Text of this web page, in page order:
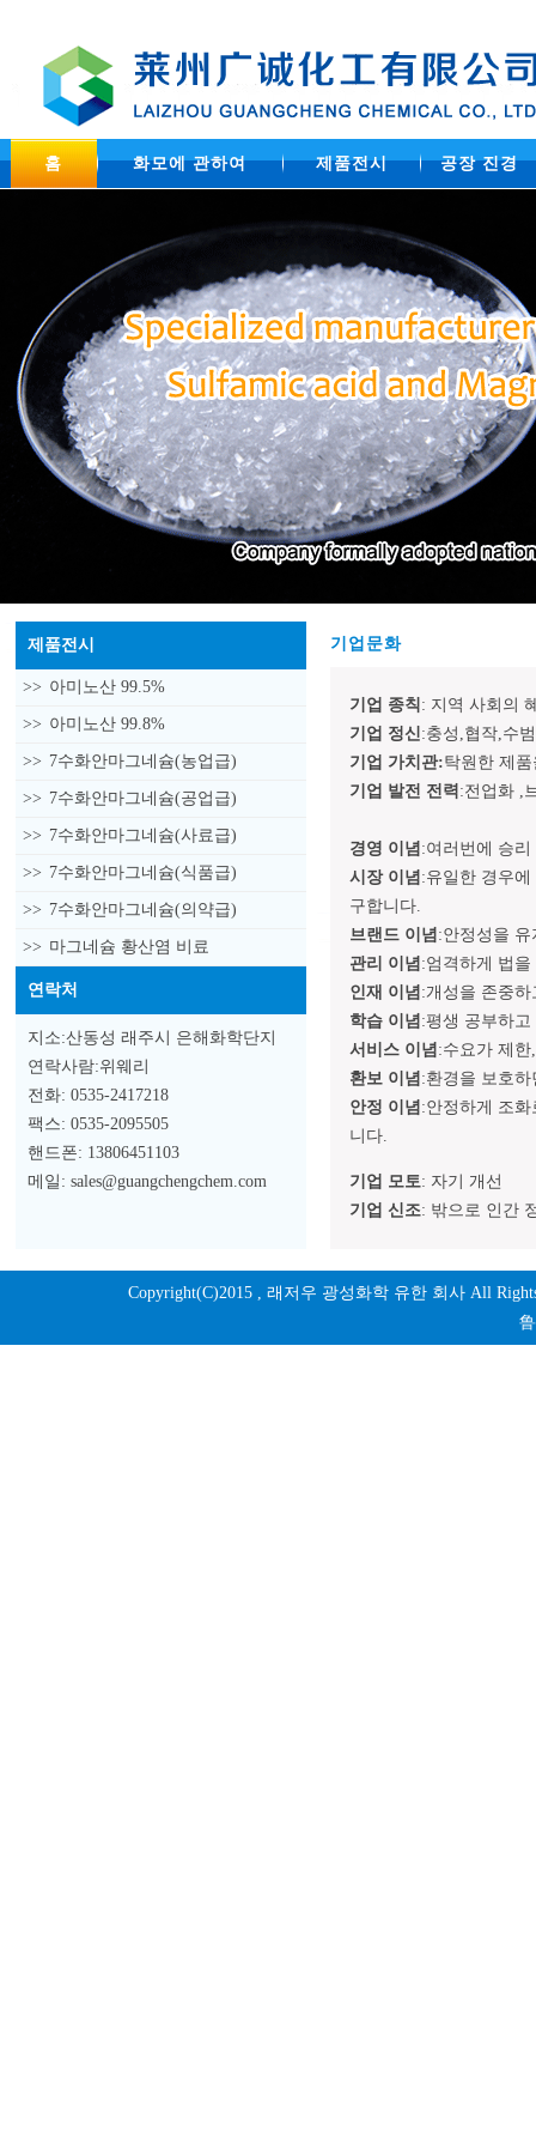
홈 화모에 관하여 제품전시 공장 진경
제품전시
>> 아미노산 99.5%
>> 아미노산 99.8%
>> 7수화안마그네슘(농업급)
>> 7수화안마그네슘(공업급)
>> 7수화안마그네슘(사료급)
>> 7수화안마그네슘(식품급)
>> 7수화안마그네슘(의약급)
>> 마그네슘 황산염 비료
연락처
지소:산동성 래주시 은해화학단지
연락사람:위웨리
전화: 0535-2417218
팩스: 0535-2095505
핸드폰: 13806451103
메일: sales@guangchengchem.com
기업문화
기업 종칙 : 지역 사회의
기업 정신:충성,협작,수
기업 가치관:탁원한 제
기업 발전 전력 :전업화 ,
경영 이념 :여러번에 승리
시장 이념 :유일한 경우
구합니다.
브랜드 이념 :안정성을
관리 이념 :엄격하게 법
인재 이념 :개성을 존중
학습 이념 :평생 공부하
서비스 이념 :수요가 제
환보 이념 :환경을 보호
안정 이념 :안정하게 조
니다.
기업 모토: 자기 개선
기업 신조: 밖으로 인간
Copyright(C)2015 , 래저우 광성화학 유한 회사 All